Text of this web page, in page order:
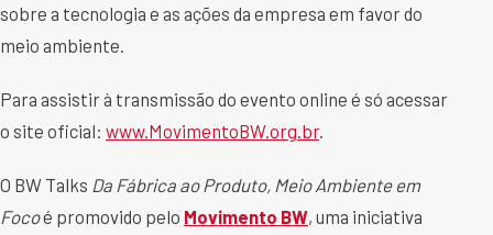
sobre a tecnologia e as ações da empresa em favor do
meio ambiente.
Para assistir à transmissão do evento online é só acessar
o site oficial: www.MovimentoBW.org.br.
O BW Talks Da Fábrica ao Produto, Meio Ambiente em
Focoé promovido pelo Movimento BW, uma iniciativa